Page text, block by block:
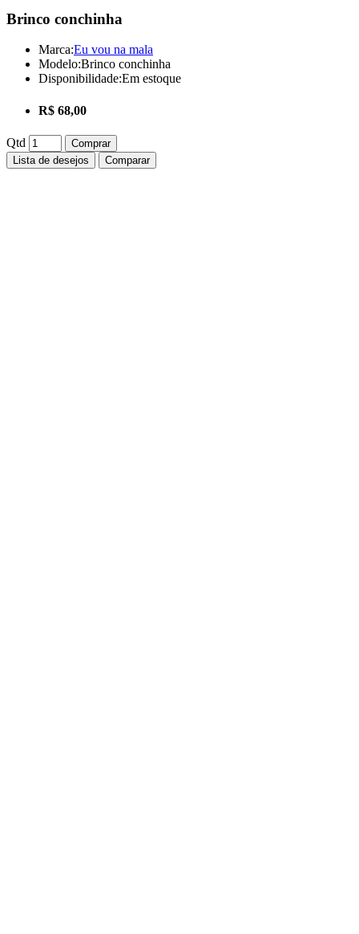
Brinco conchinha
Marca:Eu vou na mala
Modelo:Brinco conchinha
Disponibilidade:Em estoque
R$ 68,00
Qtd
Comprar
Lista de desejos
Comparar